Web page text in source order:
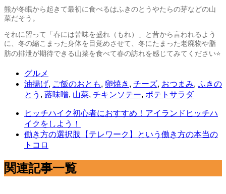
熊が冬眠から起きて最初に食べるはふきのとうやたらの芽などの山
菜だそう。
それに習って「春には苦味を盛れ（もれ）」と昔から言われるよう
に、冬の縮こまった身体を目覚めさせて、冬にたまった老廃物や脂
肪の排泄が期待できる山菜を食べて春の訪れを感じてみてください⭐️
グルメ
油揚げ, ご飯のおとも, 卵焼き , チーズ, おつまみ, ふきの
とう , 蕗味噌, 山菜, チキンソテー, ポテトサラダ
ヒッチハイク初心者におすすめ！アイランドヒッチハ
イクをしよう！
働き方の選択肢【テレワーク】という働き方の本当の
トコロ
関連記事一覧